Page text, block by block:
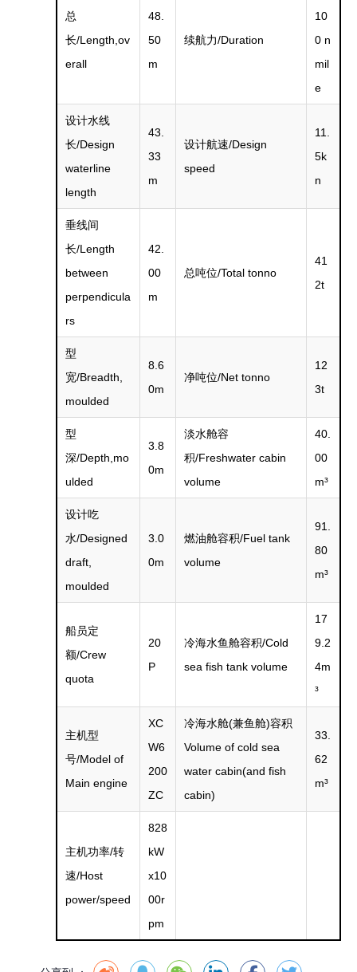
总
长/Length,ov
erall
48.
50
m
续航力/Duration
10
0 n
mil
e
设计水线
长/Design
waterline
length
43.
33
m
设计航速/Design
speed
11.
5k
n
垂线间
长/Length
between
perpendicula
rs
42.
00
m
总吨位/Total tonno
41
2t
型
宽/Breadth,
moulded
8.6
0m
净吨位/Net tonno
12
3t
型
深/Depth,mo
ulded
3.8
0m
淡水舱容
积/Freshwater cabin
volume
40.
00
m³
设计吃
水/Designed
draft,
moulded
3.0
0m
燃油舱容积/Fuel tank
volume
91.
80
m³
船员定
额/Crew
quota
20
P
冷海水鱼舱容积/Cold
sea fish tank volume
17
9.2
4m
³
主机型
号/Model of
Main engine
XC
W6
200
ZC
冷海水舱(兼鱼舱)容积
Volume of cold sea
water cabin(and fish
cabin)
33.
62
m³
主机功率/转
速/Host
power/speed
828
kW
x10
00r
pm